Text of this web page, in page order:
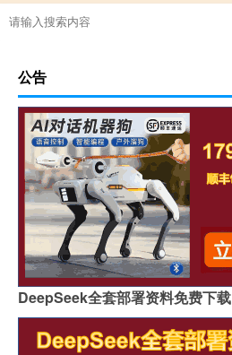
公告
DeepSeek全套部署资料免费下载